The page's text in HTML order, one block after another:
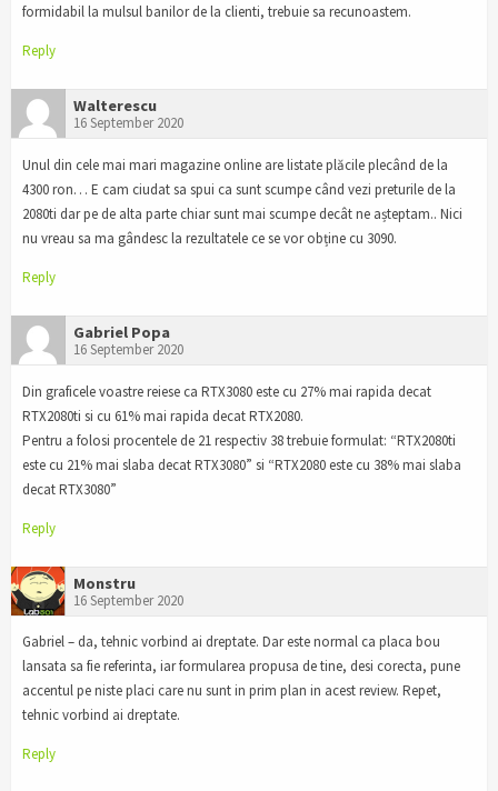
formidabil la mulsul banilor de la clienti, trebuie sa recunoastem.
Reply
Walterescu
16 September 2020
Unul din cele mai mari magazine online are listate plăcile plecând de la
4300 ron… E cam ciudat sa spui ca sunt scumpe când vezi preturile de la
2080ti dar pe de alta parte chiar sunt mai scumpe decât ne așteptam.. Nici
nu vreau sa ma gândesc la rezultatele ce se vor obține cu 3090.
Reply
Gabriel Popa
16 September 2020
Din graficele voastre reiese ca RTX3080 este cu 27% mai rapida decat
RTX2080ti si cu 61% mai rapida decat RTX2080.
Pentru a folosi procentele de 21 respectiv 38 trebuie formulat: “RTX2080ti
este cu 21% mai slaba decat RTX3080” si “RTX2080 este cu 38% mai slaba
decat RTX3080”
Reply
Monstru
16 September 2020
Gabriel – da, tehnic vorbind ai dreptate. Dar este normal ca placa bou
lansata sa fie referinta, iar formularea propusa de tine, desi corecta, pune
accentul pe niste placi care nu sunt in prim plan in acest review. Repet,
tehnic vorbind ai dreptate.
Reply